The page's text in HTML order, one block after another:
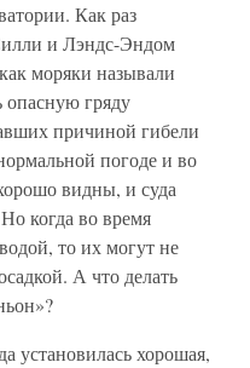
Как раз
и Лэндс-Эндом
моряки называли
опасную гряду
причиной гибели
погоде и во
видны, и суда
когда во время
то их могут не
А что делать
установилась хорошая,